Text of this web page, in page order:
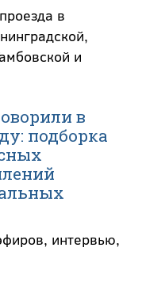
в
и
в
подборка
интервью,